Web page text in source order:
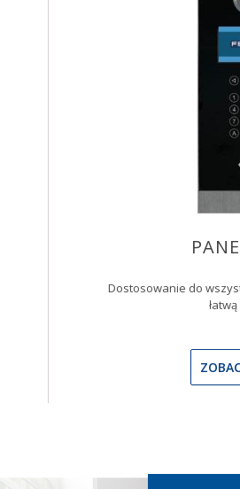
Dostosowanie do